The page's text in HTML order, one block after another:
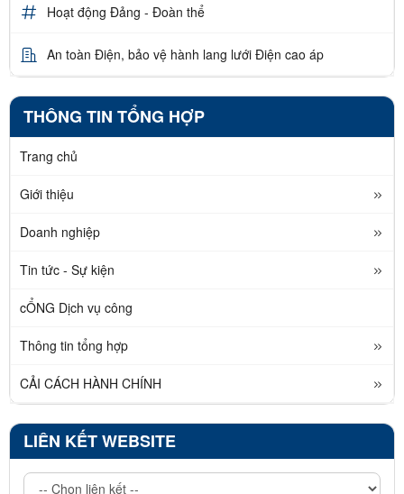
Hoạt động Đảng - Đoàn thể
An toàn Điện, bảo vệ hành lang lưới Điện cao áp
THÔNG TIN TỔNG HỢP
Trang chủ
Giới thiệu
Doanh nghiệp
Tin tức - Sự kiện
cỔNG Dịch vụ công
Thông tin tổng hợp
CẢI CÁCH HÀNH CHÍNH
LIÊN KẾT WEBSITE